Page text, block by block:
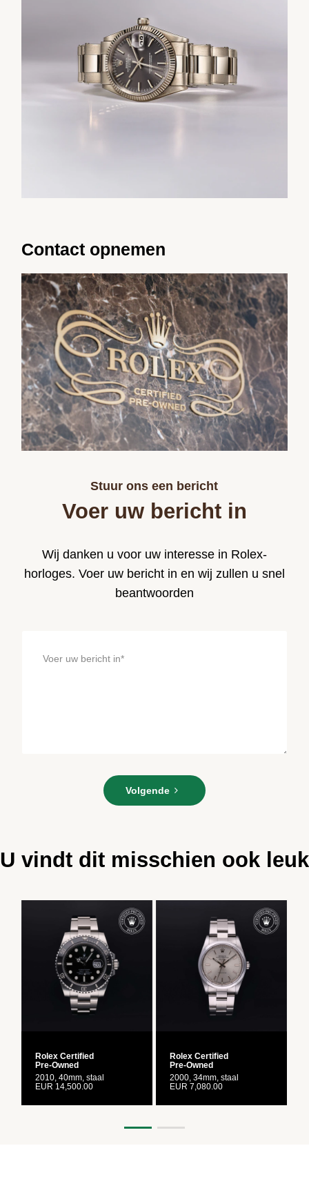
Contact opnemen
Stuur ons een bericht
Voer uw bericht in
Wij danken u voor uw interesse in Rolex-
horloges. Voer uw bericht in en wij zullen u snel
beantwoorden
Volgende
U vindt dit misschien ook leuk
Rolex Certified
Pre‑Owned
2010, 40mm, staal
EUR 14,500.00
Rolex Certified
Pre‑Owned
2000, 34mm, staal
EUR 7,080.00